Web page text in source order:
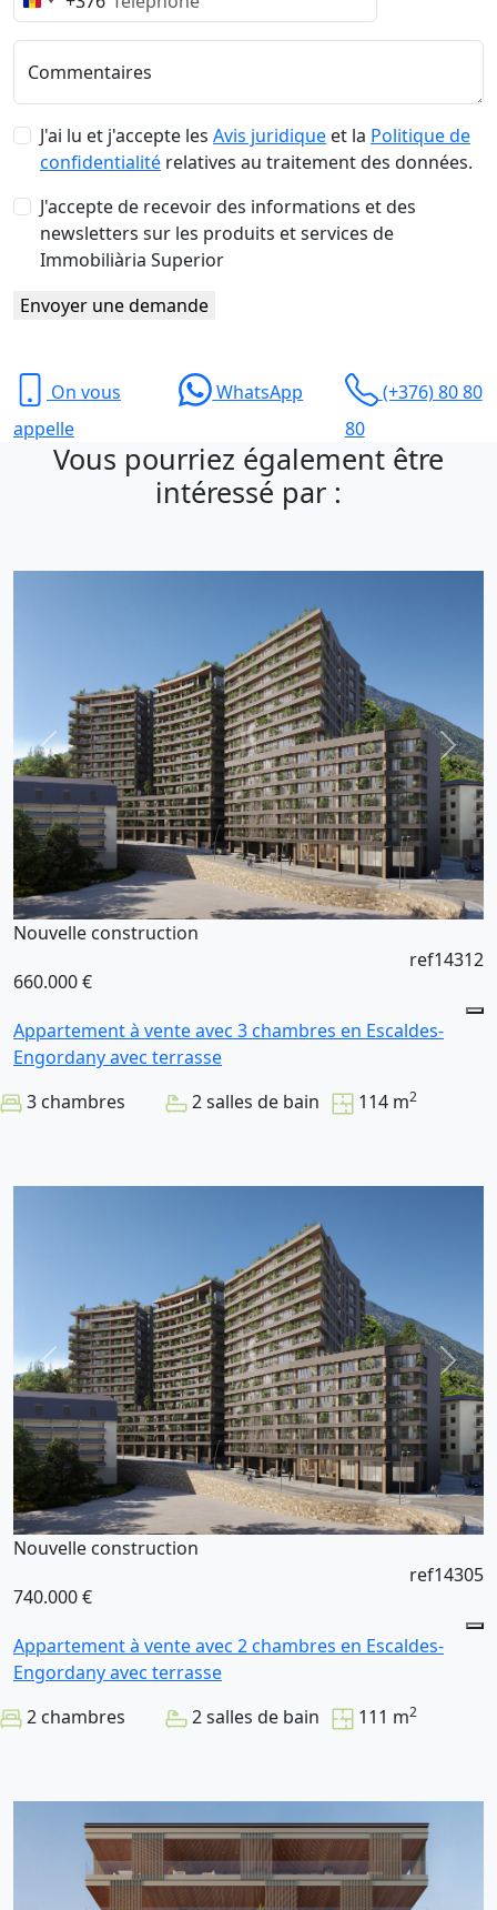
Andorra
+376
Commentaires
J'ai lu et j'accepte les Avis juridique et la Politique de
confidentialité relatives au traitement des données.
J'accepte de recevoir des informations et des
newsletters sur les produits et services de
Immobiliària Superior
Envoyer une demande
On vous
appelle
WhatsApp
(+376) 80 80
80
Vous pourriez également être
intéressé par :
Nouvelle construction
660.000 €
ref14312
Appartement à vente avec 3 chambres en Escaldes-
Engordany avec terrasse
3 chambres
2 salles de bain 114 m2
Nouvelle construction
740.000 €
ref14305
Appartement à vente avec 2 chambres en Escaldes-
Engordany avec terrasse
2 chambres
2 salles de bain 111 m2